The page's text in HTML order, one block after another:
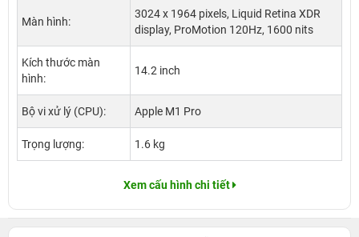
Màn hình:
3024 x 1964 pixels, Liquid Retina XDR
display, ProMotion 120Hz, 1600 nits
Kích thước màn
hình:
14.2 inch
Bộ vi xử lý (CPU): Apple M1 Pro
Trọng lượng: 1.6 kg
Xem cấu hình chi tiết